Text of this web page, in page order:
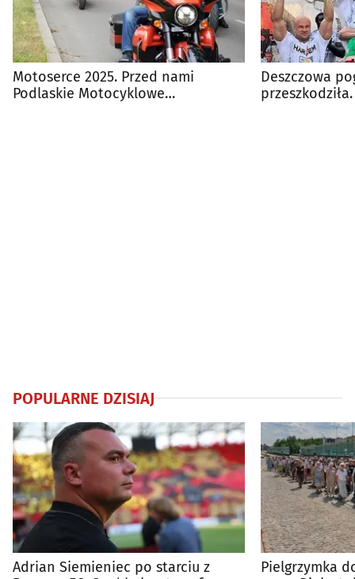
Motoserce 2025. Przed nami
Podlaskie Motocyklowe
Deszczowa
POPULARNE DZISIAJ
Adrian Siemieniec po starciu z
Pielgrzymka